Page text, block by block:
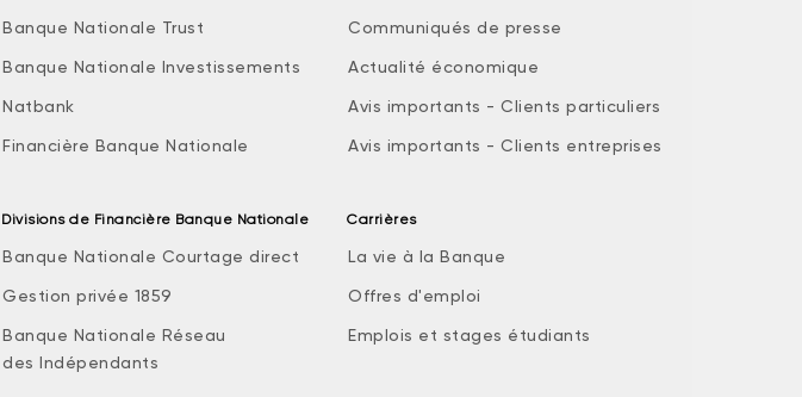
Banque Nationale Trust
Banque Nationale Investissements
Natbank
Financière Banque Nationale
Divisions de Financière Banque Nationale
Banque Nationale Courtage direct
Gestion privée 1859
Banque Nationale Réseau
des Indépendants
Communiqués de presse
Actualité économique
Avis importants - Clients particuliers
Avis importants - Clients entreprises
Carrières
La vie à la Banque
Offres d'emploi
Emplois et stages étudiants